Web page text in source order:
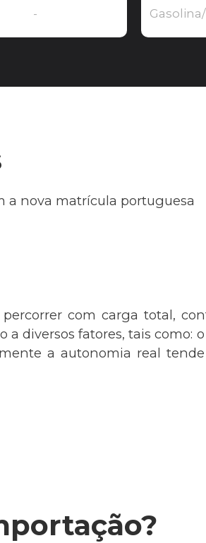
-
a nova matrícula portuguesa
com carga total,
diversos fatores, tais como:
a autonomia real